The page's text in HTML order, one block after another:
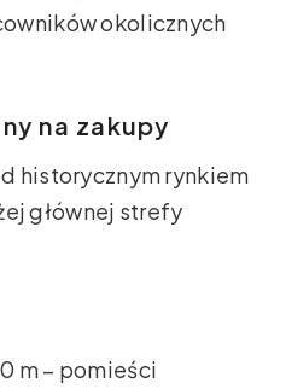
okolicznych
na zakupy
historycznym rynkiem
głównej strefy
m – pomieści